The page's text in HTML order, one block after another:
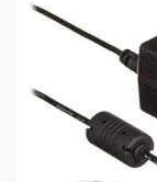
Alarm
samenstellen
Alarm
installatie